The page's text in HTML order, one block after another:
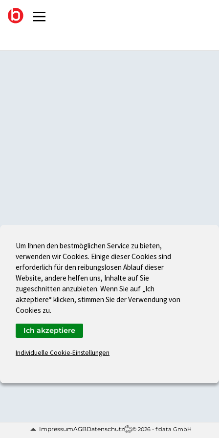
ImpressumAGBDatenschutz © 2026 - f:data GmbH
Um Ihnen den bestmöglichen Service zu bieten,
verwenden wir Cookies. Einige dieser Cookies sind
erforderlich für den reibungslosen Ablauf dieser
Website, andere helfen uns, Inhalte auf Sie
zugeschnitten anzubieten. Wenn Sie auf „Ich
akzeptiere“ klicken, stimmen Sie der Verwendung von
Cookies zu.
Individuelle Cookie-Einstellungen
Ich akzeptiere